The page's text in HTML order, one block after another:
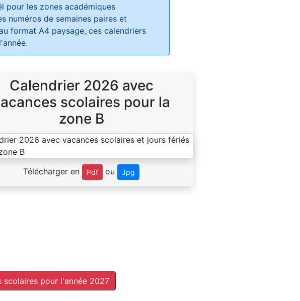
pour les zones académiques
numéros de semaines paires et
format A4 paysage, ces calendriers
Calendrier 2026 avec
scolaires pour la
zone B
Télécharger en Pdf ou Jpg
scolaires pour l'année 2027